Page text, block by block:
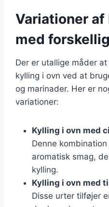
Variationer
med
Der er utallige måder
kylling i ovn ved at
og marinader. Her er
variationer:
Kylling i ovn med
Denne
aromatisk smag,
kylling.
Kylling i ovn med
Disse urter tilføjer